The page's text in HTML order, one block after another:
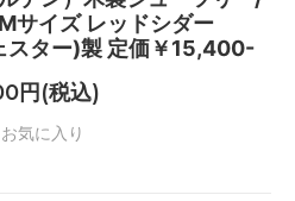
サイズ レッドシダー
スター)製 定価￥15,400-
円(税込)
お気に入り